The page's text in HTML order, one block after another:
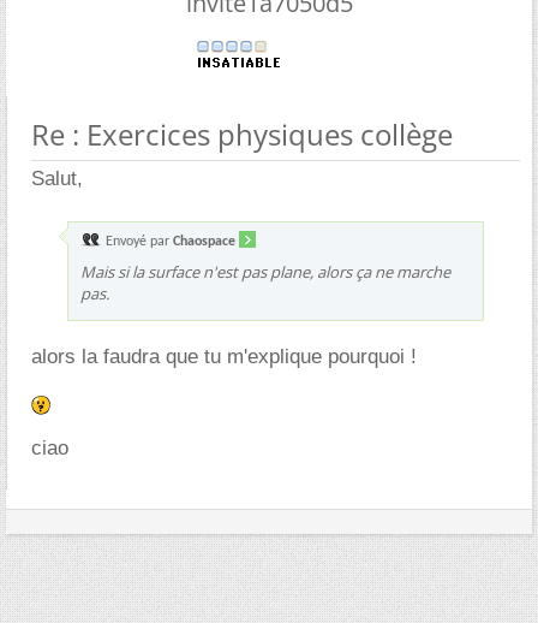
Re : Exercices physiques collège
Salut,
Envoyé par Chaospace
Mais si la surface n'est pas plane, alors ça ne marche
pas.
alors la faudra que tu m'explique pourquoi !
ciao